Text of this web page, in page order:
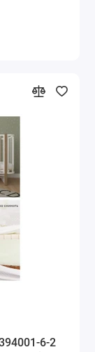
6-2